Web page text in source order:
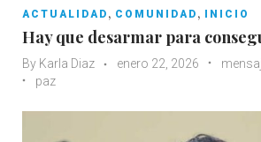
ACTUALIDAD , COMUNIDAD , INICIO
Hay que desarmar para
By Karla Diaz enero 22, 2026
paz